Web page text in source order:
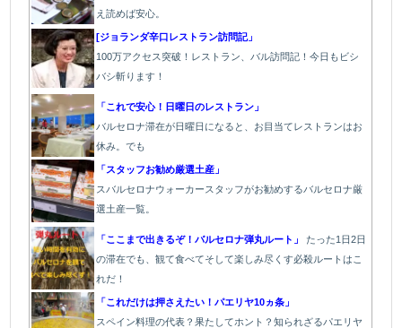
え読めば安心。
[ジョランダ辛口レストラン訪問記」
100万アクセス突破！レストラン、バル訪問記！今日もビシ
バシ斬ります！
「これで安心！日曜日のレストラン」
バルセロナ滞在が日曜日になると、お目当てレストランはお
休み。でも
「スタッフお勧め厳選土産」
スバルセロナウォーカースタッフがお勧めするバルセロナ厳
選土産一覧。
「ここまで出きるぞ！バルセロナ弾丸ルート」 たった1 日2日
の滞在でも、観て食べてそして楽しみ尽くす必殺ルートはこ
れだ！
「これだけは押さえたい！パエリヤ10ヵ条」
スペイン料理の代表？果たしてホント？知られざるパエリヤ